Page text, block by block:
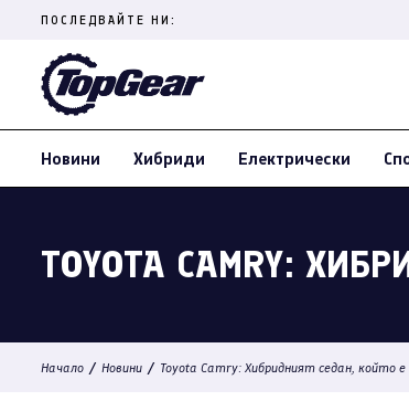
content
(Press
ПОСЛЕДВАЙТЕ НИ:
Новини Хибриди Електрически
TOYOTA CAMRY:
Начало / Новини / Toyota Camry: Хибридният седан, който